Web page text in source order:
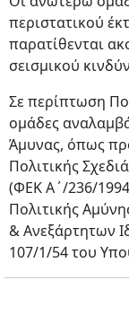
περιστατικού
παρατίθενται
σεισμικού
Σε περίπτωση
ομάδες
Άμυνας, όπως
Πολιτικής
(ΦΕΚ Α΄/236/
Πολιτικής
& Ανεξάρτητων
107/1/54 του